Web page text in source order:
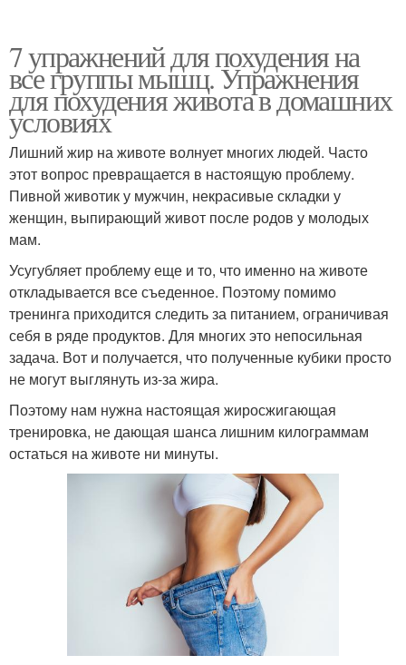
7 упражнений для похудения на
все группы мышц. Упражнения
для похудения живота в домашних
условиях
Лишний жир на животе волнует многих людей. Часто
этот вопрос превращается в настоящую проблему.
Пивной животик у мужчин, некрасивые складки у
женщин, выпирающий живот после родов у молодых
мам.
Усугубляет проблему еще и то, что именно на животе
откладывается все съеденное. Поэтому помимо
тренинга приходится следить за питанием, ограничивая
себя в ряде продуктов. Для многих это непосильная
задача. Вот и получается, что полученные кубики просто
не могут выглянуть из-за жира.
Поэтому нам нужна настоящая жиросжигающая
тренировка, не дающая шанса лишним килограммам
остаться на животе ни минуты.